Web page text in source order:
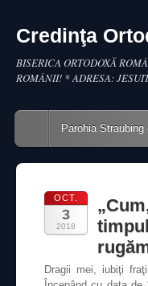
Credinţa
BISERICA ORTODOXĂ
ROMÂNII! * ADRESA:
Main menu
Skip to content
Parohia
OCT.
3
2018
Dragii mei, iubiţi